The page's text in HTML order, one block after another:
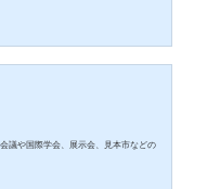
そんなにあるの？」と疑問に持つ方
議や国際学会、展示会、見本市などの